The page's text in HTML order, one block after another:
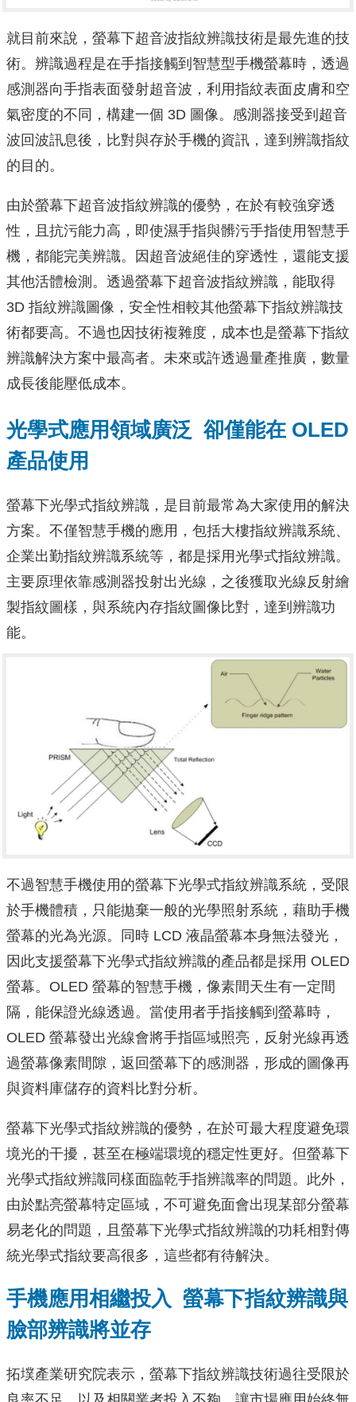
就目前來說，螢幕下超音波指紋辨識技術是最先進的技
術。辨識過程是在手指接觸到智慧型手機螢幕時，透過
感測器向手指表面發射超音波，利用指紋表面皮膚和空
氣密度的不同，構建一個 3D 圖像。感測器接受到超音
波回波訊息後，比對與存於手機的資訊，達到辨識指紋
的目的。
由於螢幕下超音波指紋辨識的優勢，在於有較強穿透
性，且抗污能力高，即使濕手指與髒污手指使用智慧手
機，都能完美辨識。因超音波絕佳的穿透性，還能支援
其他活體檢測。透過螢幕下超音波指紋辨識，能取得
3D 指紋辨識圖像，安全性相較其他螢幕下指紋辨識技
術都要高。不過也因技術複雜度，成本也是螢幕下指紋
辨識解決方案中最高者。未來或許透過量產推廣，數量
成長後能壓低成本。
光學式應用領域廣泛 卻僅能在 OLED
產品使用
螢幕下光學式指紋辨識，是目前最常為大家使用的解決
方案。不僅智慧手機的應用，包括大樓指紋辨識系統、
企業出勤指紋辨識系統等，都是採用光學式指紋辨識。
主要原理依靠感測器投射出光線，之後獲取光線反射繪
製指紋圖樣，與系統內存指紋圖像比對，達到辨識功
能。
不過智慧手機使用的螢幕下光學式指紋辨識系統，受限
於手機體積，只能拋棄一般的光學照射系統，藉助手機
螢幕的光為光源。同時 LCD 液晶螢幕本身無法發光，
因此支援螢幕下光學式指紋辨識的產品都是採用 OLED
螢幕。OLED 螢幕的智慧手機，像素間天生有一定間
隔，能保證光線透過。當使用者手指接觸到螢幕時，
OLED 螢幕發出光線會將手指區域照亮，反射光線再透
過螢幕像素間隙，返回螢幕下的感測器，形成的圖像再
與資料庫儲存的資料比對分析。
螢幕下光學式指紋辨識的優勢，在於可最大程度避免環
境光的干擾，甚至在極端環境的穩定性更好。但螢幕下
光學式指紋辨識同樣面臨乾手指辨識率的問題。此外，
由於點亮螢幕特定區域，不可避免面會出現某部分螢幕
易老化的問題，且螢幕下光學式指紋辨識的功耗相對傳
統光學式指紋要高很多，這些都有待解決。
手機應用相繼投入 螢幕下指紋辨識與
臉部辨識將並存
拓墣產業研究院表示，螢幕下指紋辨識技術過往受限於